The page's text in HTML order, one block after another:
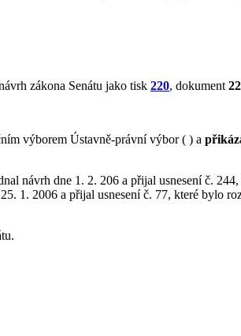
zákona Senátu jako tisk 220, dokument
výborem Ústavně-právní výbor ( ) a
návrh dne 1. 2. 206 a přijal usnesení č.
1. 2006 a přijal usnesení č. 77, které bylo